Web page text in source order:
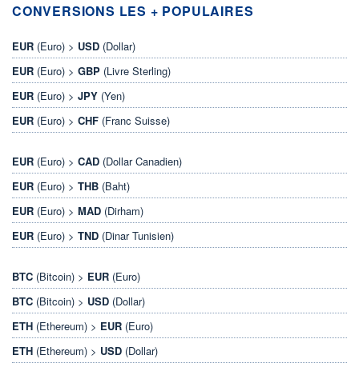
CONVERSIONS LES + POPULAIRES
EUR (Euro) > USD (Dollar)
EUR (Euro) > GBP (Livre Sterling)
EUR (Euro) > JPY (Yen)
EUR (Euro) > CHF (Franc Suisse)
EUR (Euro) > CAD (Dollar Canadien)
EUR (Euro) > THB (Baht)
EUR (Euro) > MAD (Dirham)
EUR (Euro) > TND (Dinar Tunisien)
BTC (Bitcoin) > EUR (Euro)
BTC (Bitcoin) > USD (Dollar)
ETH (Ethereum) > EUR (Euro)
ETH (Ethereum) > USD (Dollar)